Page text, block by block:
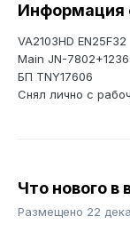
Информация
VA2103HD EN25F32
Main JN-
БП TNY17606
Снял лично с
Что нового в
Размещено 22